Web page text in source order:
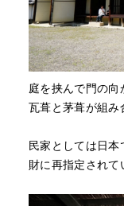
庭を挟んで門の向
瓦葺と茅葺が組み
民家としては日
財に再指定されて